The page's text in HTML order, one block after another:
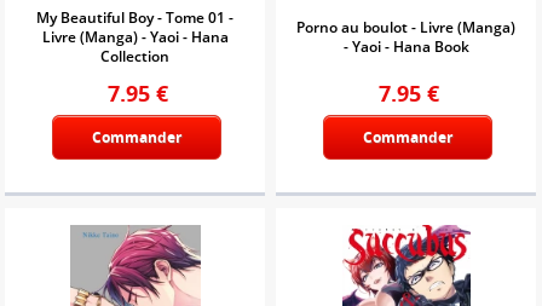
My Beautiful Boy - Tome 01 -
Livre (Manga) - Yaoi - Hana
Collection
7.95 €
Commander
Porno au boulot - Livre (Manga)
- Yaoi - Hana Book
7.95 €
Commander